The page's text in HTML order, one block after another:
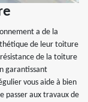
a de la
de leur toiture
de la toiture
garantissant
vous aide à bien
passer aux travaux de